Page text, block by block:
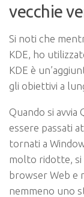
vecchie
Si noti che
KDE, ho
KDE è
gli obiettivi a
Quando si avvia
essere passati
tornati a
molto ridotte, si
browser Web e
nemmeno uno